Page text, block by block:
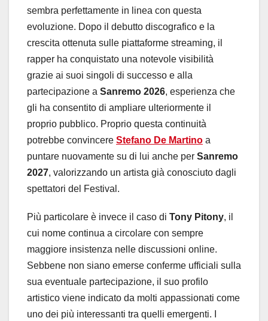
sembra perfettamente in linea con questa
evoluzione. Dopo il debutto discografico e la
crescita ottenuta sulle piattaforme streaming, il
rapper ha conquistato una notevole visibilità
grazie ai suoi singoli di successo e alla
partecipazione a Sanremo 2026, esperienza che
gli ha consentito di ampliare ulteriormente il
proprio pubblico. Proprio questa continuità
potrebbe convincere Stefano De Martino a
puntare nuovamente su di lui anche per Sanremo
2027, valorizzando un artista già conosciuto dagli
spettatori del Festival.
Più particolare è invece il caso di Tony Pitony, il
cui nome continua a circolare con sempre
maggiore insistenza nelle discussioni online.
Sebbene non siano emerse conferme ufficiali sulla
sua eventuale partecipazione, il suo profilo
artistico viene indicato da molti appassionati come
uno dei più interessanti tra quelli emergenti. I